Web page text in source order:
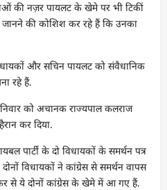
की नज़र पायलट के खेमे पर भी टिकीं
जानने की कोशिश कर रहे हैं कि उनका
और सचिन पायलट को संवैधानिक
रहे हैं.
को अचानक राज्यपाल कलराज
कर दिया.
पार्टी के दो विधायकों के समर्थन पत्र
विधायकों ने कांग्रेस से समर्थन वापस
से ये दोनों कांग्रेस के खेमे में आ गए हैं.